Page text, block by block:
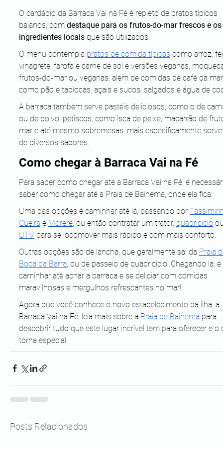
O cardápio da Barraca Vai na Fé é repleto de pratos típicos
baianos, com destaque para os frutos-do-mar frescos e os
ingredientes locais que são utilizados.
O menu contempla pratos de comida típicas como arroz,
vinagrete, farofa e carne de sol e versões veganas,
frutos-do-mar ou veganas, além de comidas de café da
como pão e tapiocas, açaís e sucos, salgados e água de
A barraca também serve pastéis deliciosos, como o de
ou de polvo, petiscos, como isca de peixe, macarrão de
mar e até mesmo sobremesas, mais especificamente
de diversos sabores.
Como chegar à Barraca Vai na Fé
Para saber como chegar até a Barraca Vai na Fé, é
saber como chegar até a Praia de Bainema, onde ela fica.
Uma das opções é caminhar até lá, passando por
Cueira e Moreré, ou então contratar um trator, quadriciclo
UTV para se locomover mais rápido e com mais conforto.
Outras opções são de lancha, que geralmente sai da Praia
Boca da Barra, ou de passeio de quadriciclo. Chegando lá,
caminhar até achar a barraca e se deliciar com comidas
maravilhosas e mergulhos refrescantes no mar!
Agora que você conhece o novo estabelecimento da ilha, a
Barraca Vai na Fé, leia mais sobre a Praia de Bainema para
descobrir tudo que este lugar incrível tem para oferecer e o
torna especial.
Posts Relacionados